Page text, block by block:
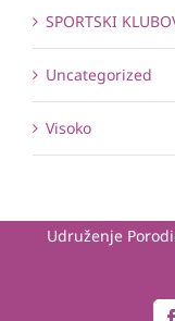
SPORTSKI
Uncategorized
Visoko
Udruženje